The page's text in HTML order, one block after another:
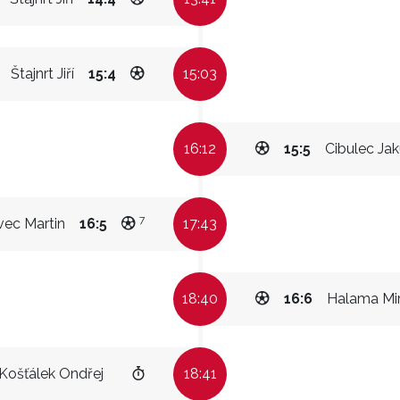
Štajnrt Jiří 15:4 15:03
16:12 Cibulec
15:5
Martin 16:5 7 17:43
18:40 Halama
16:6
Košťálek Ondřej 18:41